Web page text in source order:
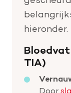
hieronder.
TIA)
Door